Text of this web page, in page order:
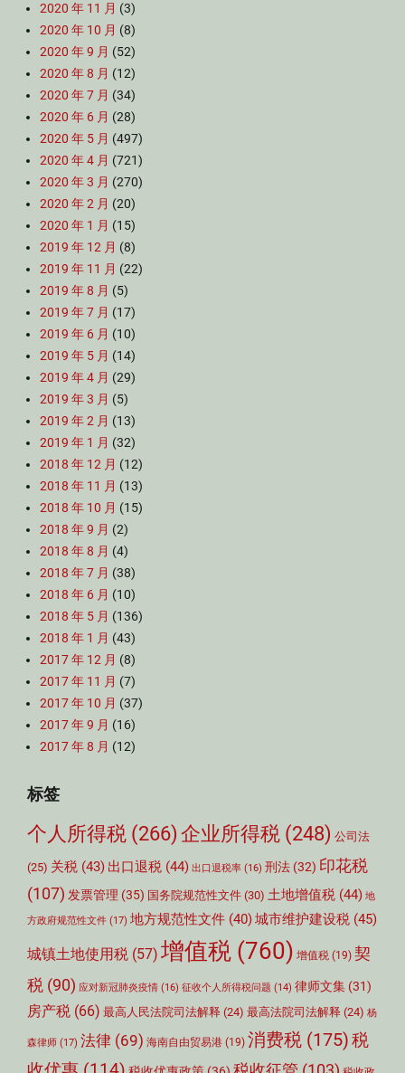
2020 年 11 月 (3)
2020 年 10 月 (8)
2020 年 9 月 (52)
2020 年 8 月 (12)
2020 年 7 月 (34)
2020 年 6 月 (28)
2020 年 5 月 (497)
2020 年 4 月 (721)
2020 年 3 月 (270)
2020 年 2 月 (20)
2020 年 1 月 (15)
2019 年 12 月 (8)
2019 年 11 月 (22)
2019 年 8 月 (5)
2019 年 7 月 (17)
2019 年 6 月 (10)
2019 年 5 月 (14)
2019 年 4 月 (29)
2019 年 3 月 (5)
2019 年 2 月 (13)
2019 年 1 月 (32)
2018 年 12 月 (12)
2018 年 11 月 (13)
2018 年 10 月 (15)
2018 年 9 月 (2)
2018 年 8 月 (4)
2018 年 7 月 (38)
2018 年 6 月 (10)
2018 年 5 月 (136)
2018 年 1 月 (43)
2017 年 12 月 (8)
2017 年 11 月 (7)
2017 年 10 月 (37)
2017 年 9 月 (16)
2017 年 8 月 (12)
标签
个人所得税 (266) 企业所得税 (248) 公司法
(25) 关税 (43) 出口退税 (44) 出口退税率 (16) 刑法 (32) 印花税
(107) 发票管理 (35) 国务院规范性文件 (30) 土地增值税 (44) 地
方政府规范性文件 (17) 地方规范性文件 (40)城市维护建设税 (45)
城镇土地使用税 (57) 增值税 (760) 增值税 (19) 契
税 (90) 应对新冠肺炎疫情 (16) 征收个人所得税问题 (14) 律师文集 (31)
房产税 (66) 最高人民法院司法解释 (24) 最高法院司法解释 (24) 杨
森律师 (17) 法律 (69) 海南自由贸易港 (19) 消费税 (175)税